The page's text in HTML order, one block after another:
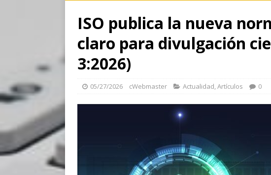
ISO publica la nueva
claro para divulgación
3:2026)
05/27/2026 cWebmaster Actualidad,Artículos 0